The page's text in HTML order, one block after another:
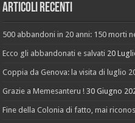
Articoli recenti
500 abbandoni in 20 anni: 150 morti
Ecco gli abbandonati e salvati 20
Coppia da Genova: la visita di luglio
Grazie a Memesanteru ! 30 Giugno
Fine della Colonia di fatto, mai